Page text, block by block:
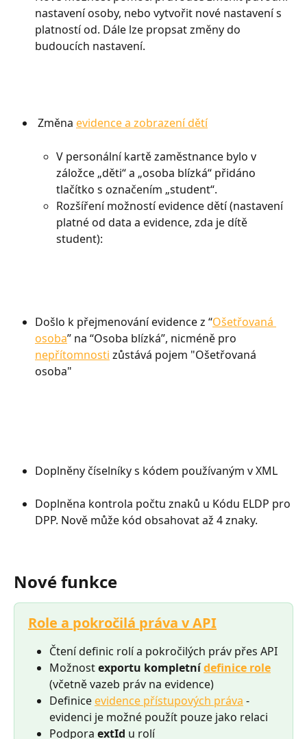
nastavení osoby, nebo vytvořit nové nastavení s
platností od. Dále lze propsat změny do
budoucích nastavení.
Změna evidence a zobrazení dětí
V personální kartě zaměstnance bylo v
záložce „děti“ a „osoba blízká“ přidáno
tlačítko s označením „student“.
Rozšíření možností evidence dětí (nastavení
platné od data a evidence, zda je dítě
student):
Došlo k přejmenování evidence z “Ošetřovaná
osoba” na “Osoba blízká”, nicméně pro
nepřítomnosti zůstává pojem "Ošetřovaná
osoba"
Doplněny číselníky s kódem používaným v XML
Doplněna kontrola počtu znaků u Kódu ELDP pro
DPP. Nově může kód obsahovat až 4 znaky.
Nové funkce
Role a pokročilá práva v API
Čtení definic rolí a pokročilých práv přes API
Možnost exportu kompletní definice role
(včetně vazeb práv na evidence)
Definice evidence přístupových práva -
evidenci je možné použít pouze jako relaci
Podpora extId u rolí